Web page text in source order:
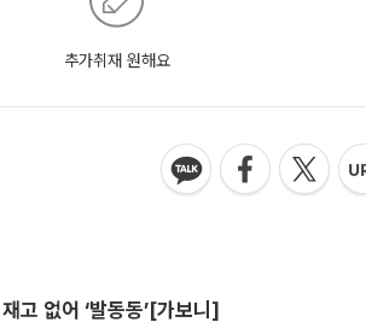
추가취재 원해요
고 없어 ‘발동동’[가보니]